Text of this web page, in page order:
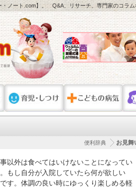
ノート.com】。 Q&A、リサーチ、専門家のコラ
お見舞
便利辞典
以外は食べてはいけないことになってい
もし自分が入院していたら何が欲しい
す。体調の良い時にゆっくり楽しめる軽